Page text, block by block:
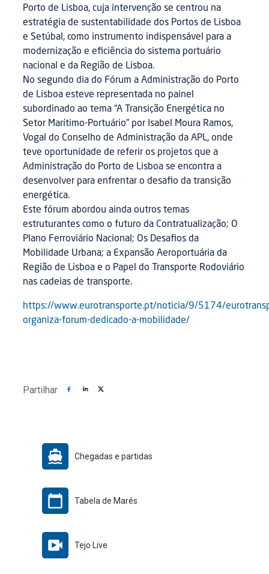
Porto de Lisboa, cuja intervenção se centrou na
estratégia de sustentabilidade dos Portos de Lisboa
e Setúbal, como instrumento indispensável para a
modernização e eficiência do sistema portuário
nacional e da Região de Lisboa.
No segundo dia do Fórum a Administração do Porto
de Lisboa esteve representada no painel
subordinado ao tema “A Transição Energética no
Setor Marítimo-Portuário” por Isabel Moura Ramos,
Vogal do Conselho de Administração da APL, onde
teve oportunidade de referir os projetos que a
Administração do Porto de Lisboa se encontra a
desenvolver para enfrentar o desafio da transição
energética.
Este fórum abordou ainda outros temas
estruturantes como o futuro da Contratualização; O
Plano Ferroviário Nacional; Os Desafios da
Mobilidade Urbana; a Expansão Aeroportuária da
Região de Lisboa e o Papel do Transporte Rodoviário
nas cadeias de transporte.
https://www.eurotransporte.pt/noticia/9/5174/
organiza-forum-dedicado-a-mobilidade/
Partilhar
Chegadas e partidas
Tabela de Marés
Tejo Live